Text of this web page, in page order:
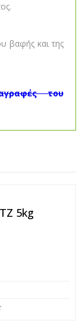
βαφής και της
του
5kg